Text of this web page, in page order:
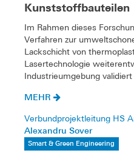
Kunststoffbauteilen
Im Rahmen dieses
Verfahren zur
Lackschicht von
Lasertechnologie
Industrieumgebung
MEHR
Verbundprojektleitung HS
Alexandru Sover
Smart & Green Engineering